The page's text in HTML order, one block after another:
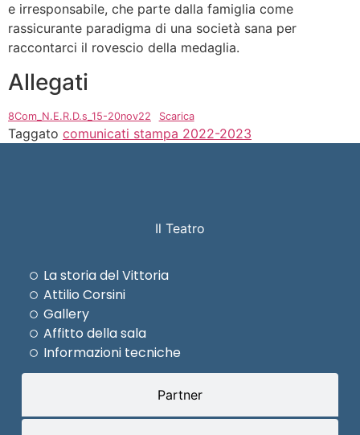
e irresponsabile, che parte dalla famiglia come
rassicurante paradigma di una società sana per
raccontarci il rovescio della medaglia.
Allegati
8Com_N.E.R.D.s_15-20nov22 Scarica
Taggato comunicati stampa 2022-2023
Il Teatro
Partner
La storia del Vittoria
Attilio Corsini
Gallery
Affitto della sala
Informazioni tecniche